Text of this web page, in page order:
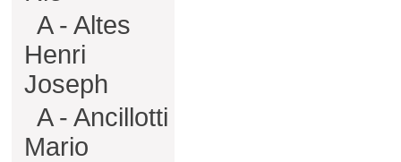
A - Altes
Henri
Joseph
A - Ancillotti
Mario